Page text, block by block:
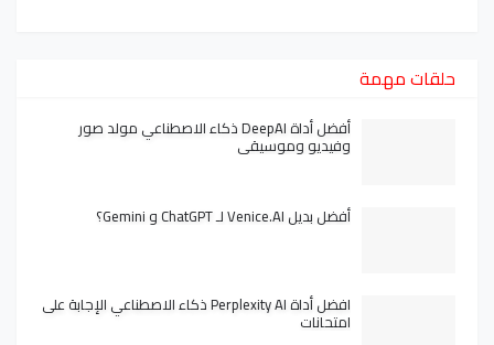
حلقات مهمة
أفضل أداة DeepAI ذكاء الاصطناعي مولد صور
وفيديو وموسيقى
أفضل بديل Venice.AI لـ ChatGPT و Gemini؟
افضل أداة Perplexity AI ذكاء الاصطناعي الإجابة على
امتحانات